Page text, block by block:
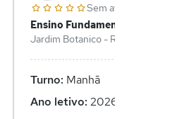
Maria Angélica
Sem avaliações
Ensino Fundamental II
Jardim Botanico - Rio de Janeiro
Turno: Manhã
Ano letivo: 2026